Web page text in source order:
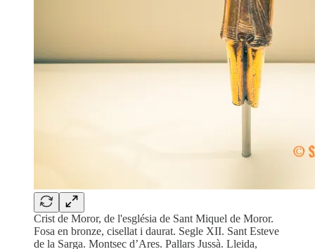
Crist de Moror, de l'església de Sant Miquel de Moror.
Fosa en bronze, cisellat i daurat. Segle XII. Sant Esteve
de la Sarga. Montsec d’Ares. Pallars Jussà. Lleida,